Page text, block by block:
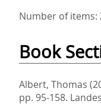
Number of items:
Book
Albert, Thomas
pp. 95-158.